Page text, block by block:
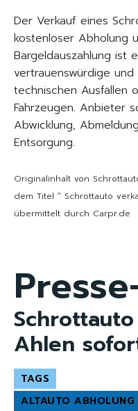
Der Verkauf eines
kostenloser Abholung
Bargeldauszahlung ist
vertrauenswürdige
technischen Ausfällen
Fahrzeugen. Anbieter
Abwicklung,
Entsorgung.
Originalinhalt von
dem Titel “ Schrottauto
übermittelt durch Carpr.de
Ahlen
TAGS
ALTAUTO